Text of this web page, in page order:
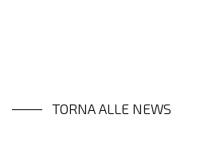
TORNA ALLE NEWS